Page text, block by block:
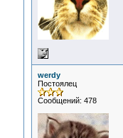
werdy
Постоялец
Сообщений: 478